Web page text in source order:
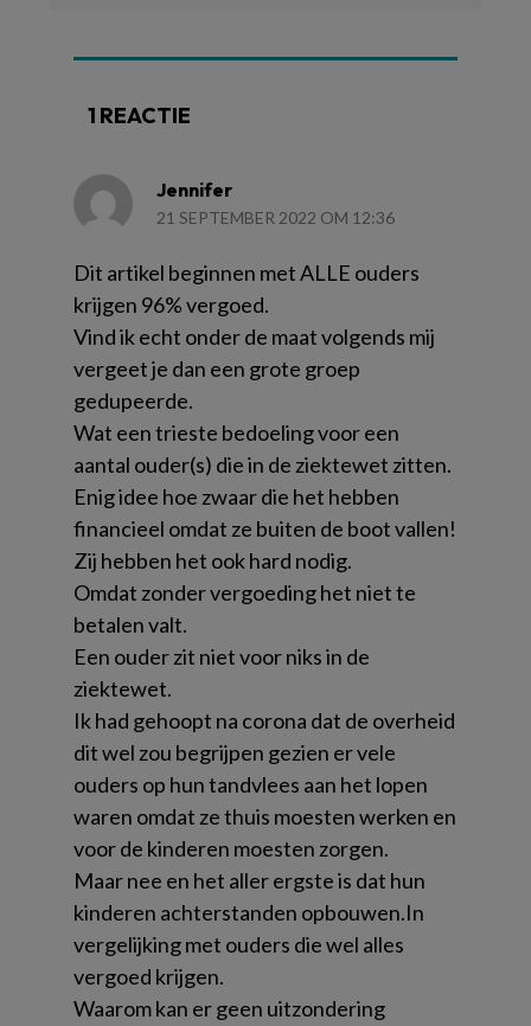
1 REACTIE
Jennifer
21 SEPTEMBER 2022 OM 12:36
Dit artikel beginnen met ALLE ouders
krijgen 96% vergoed.
Vind ik echt onder de maat volgends mij
vergeet je dan een grote groep
gedupeerde.
Wat een trieste bedoeling voor een
aantal ouder(s) die in de ziektewet zitten.
Enig idee hoe zwaar die het hebben
financieel omdat ze buiten de boot vallen!
Zij hebben het ook hard nodig.
Omdat zonder vergoeding het niet te
betalen valt.
Een ouder zit niet voor niks in de
ziektewet.
Ik had gehoopt na corona dat de overheid
dit wel zou begrijpen gezien er vele
ouders op hun tandvlees aan het lopen
waren omdat ze thuis moesten werken en
voor de kinderen moesten zorgen.
Maar nee en het aller ergste is dat hun
kinderen achterstanden opbouwen.In
vergelijking met ouders die wel alles
vergoed krijgen.
Waarom kan er geen uitzondering